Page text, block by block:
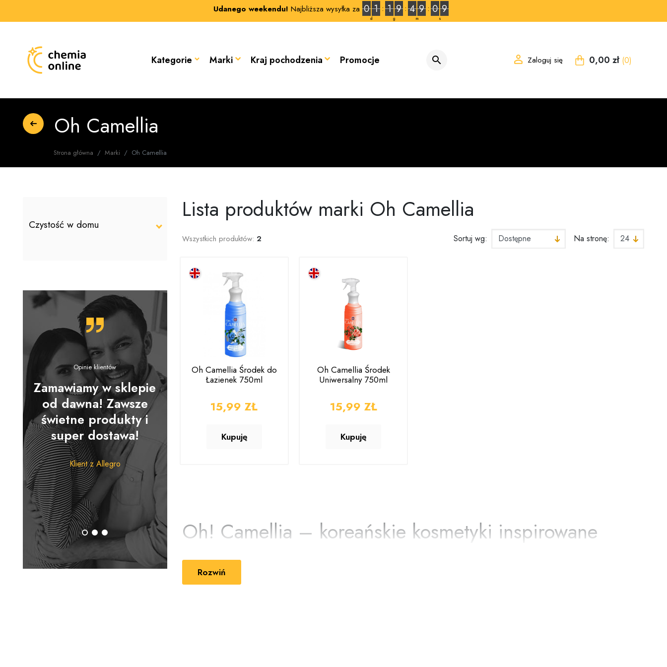
Udanego weekendu! Najbliższa wysyłka za 0 1
d
1 9
g
4 9
m
0 8
s
Kategorie Marki Kraj pochodzenia Promocje  Zaloguj się 0,00 zł (0)
Oh Camellia
Strona główna Marki Oh Camellia
Czystość w domu
Opinie klientów
Zamawiamy w sklepie
od dawna! Zawsze
świetne produkty i
super dostawa!
Klient z Allegro
Dziękuję serdecznie
za idealne podejście
bezpiecznie
Po raz kolejny jestem
bardzo zadowolona
Klient z Allegro
Lista produktów marki Oh Camellia
Wszystkich produktów: 2 Sortuj wg: Na stronę:
Oh Camellia Środek do
Łazienek 750ml
CENA
15,99 ZŁ
Kupuję
Oh Camellia Środek
Uniwersalny 750ml
CENA
15,99 ZŁ
Kupuję
Oh! Camellia – koreańskie kosmetyki inspirowane
mocą oleju z kamelii
Oh! Camellia
Rozwiń